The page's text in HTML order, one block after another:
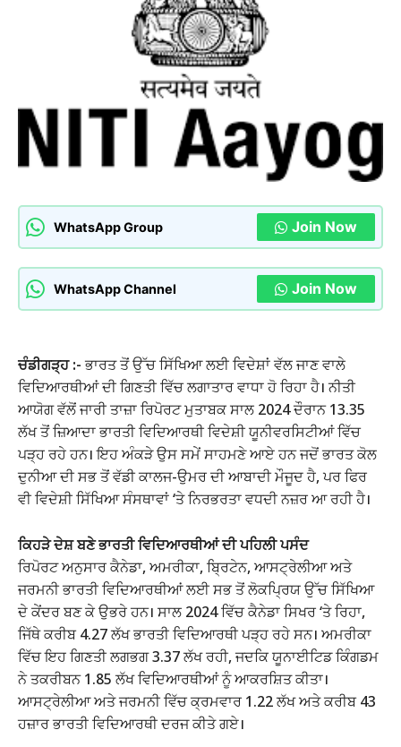
WhatsApp Group Join Now
WhatsApp Channel Join Now
ਚੰਡੀਗੜ੍ਹ :-ਭਾਰਤ ਤੋਂ ਉੱਚ ਸਿੱਖਿਆ ਲਈ ਵਿਦੇਸ਼ਾਂ ਵੱਲ ਜਾਣ ਵਾਲੇ
ਵਿਦਿਆਰਥੀਆਂ ਦੀ ਗਿਣਤੀ ਵਿੱਚ ਲਗਾਤਾਰ ਵਾਧਾ ਹੋ ਰਿਹਾ ਹੈ। ਨੀਤੀ
ਆਯੋਗ ਵੱਲੋਂ ਜਾਰੀ ਤਾਜ਼ਾ ਰਿਪੋਰਟ ਮੁਤਾਬਕ ਸਾਲ 2024 ਦੌਰਾਨ 13.35
ਲੱਖ ਤੋਂ ਜ਼ਿਆਦਾ ਭਾਰਤੀ ਵਿਦਿਆਰਥੀ ਵਿਦੇਸ਼ੀ ਯੂਨੀਵਰਸਿਟੀਆਂ ਵਿੱਚ
ਪੜ੍ਹ ਰਹੇ ਹਨ। ਇਹ ਅੰਕੜੇ ਉਸ ਸਮੇਂ ਸਾਹਮਣੇ ਆਏ ਹਨ ਜਦੋਂ ਭਾਰਤ ਕੋਲ
ਦੁਨੀਆ ਦੀ ਸਭ ਤੋਂ ਵੱਡੀ ਕਾਲਜ-ਉਮਰ ਦੀ ਆਬਾਦੀ ਮੌਜੂਦ ਹੈ, ਪਰ ਫਿਰ
ਵੀ ਵਿਦੇਸ਼ੀ ਸਿੱਖਿਆ ਸੰਸਥਾਵਾਂ ‘ਤੇ ਨਿਰਭਰਤਾ ਵਧਦੀ ਨਜ਼ਰ ਆ ਰਹੀ ਹੈ।
ਕਿਹੜੇ ਦੇਸ਼ ਬਣੇ ਭਾਰਤੀ ਵਿਦਿਆਰਥੀਆਂ ਦੀ ਪਹਿਲੀ ਪਸੰਦ
ਰਿਪੋਰਟ ਅਨੁਸਾਰ ਕੈਨੇਡਾ, ਅਮਰੀਕਾ, ਬ੍ਰਿਟੇਨ, ਆਸਟ੍ਰੇਲੀਆ ਅਤੇ
ਜਰਮਨੀ ਭਾਰਤੀ ਵਿਦਿਆਰਥੀਆਂ ਲਈ ਸਭ ਤੋਂ ਲੋਕਪ੍ਰਿਯ ਉੱਚ ਸਿੱਖਿਆ
ਦੇ ਕੇਂਦਰ ਬਣ ਕੇ ਉਭਰੇ ਹਨ। ਸਾਲ 2024 ਵਿੱਚ ਕੈਨੇਡਾ ਸਿਖਰ ‘ਤੇ ਰਿਹਾ,
ਜਿੱਥੇ ਕਰੀਬ 4.27 ਲੱਖ ਭਾਰਤੀ ਵਿਦਿਆਰਥੀ ਪੜ੍ਹ ਰਹੇ ਸਨ। ਅਮਰੀਕਾ
ਵਿੱਚ ਇਹ ਗਿਣਤੀ ਲਗਭਗ 3.37 ਲੱਖ ਰਹੀ, ਜਦਕਿ ਯੂਨਾਈਟਿਡ ਕਿੰਗਡਮ
ਨੇ ਤਕਰੀਬਨ 1.85 ਲੱਖ ਵਿਦਿਆਰਥੀਆਂ ਨੂੰ ਆਕਰਸ਼ਿਤ ਕੀਤਾ।
ਆਸਟ੍ਰੇਲੀਆ ਅਤੇ ਜਰਮਨੀ ਵਿੱਚ ਕ੍ਰਮਵਾਰ 1.22 ਲੱਖ ਅਤੇ ਕਰੀਬ 43
ਹਜ਼ਾਰ ਭਾਰਤੀ ਵਿਦਿਆਰਥੀ ਦਰਜ ਕੀਤੇ ਗਏ।